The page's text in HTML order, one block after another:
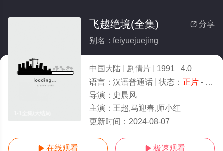
 分享
飞越绝境(全集)
别名：feiyuejuejing
中国大陆 剧情片 1991
4.0
语言： 汉语普通话 状态： 正片- 免费在线观看
导演： 史晨风
主演： 王超,马迎春,师小红
更新时间： 2024-08-07
 在线观看  极速观看